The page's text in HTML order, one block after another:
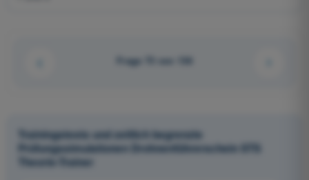
Frage 73 von 136
Trainingstests und zeitlich begrenzte
Prüfungssimulationen Drohnenführerschein STS
Theorie-Trainer